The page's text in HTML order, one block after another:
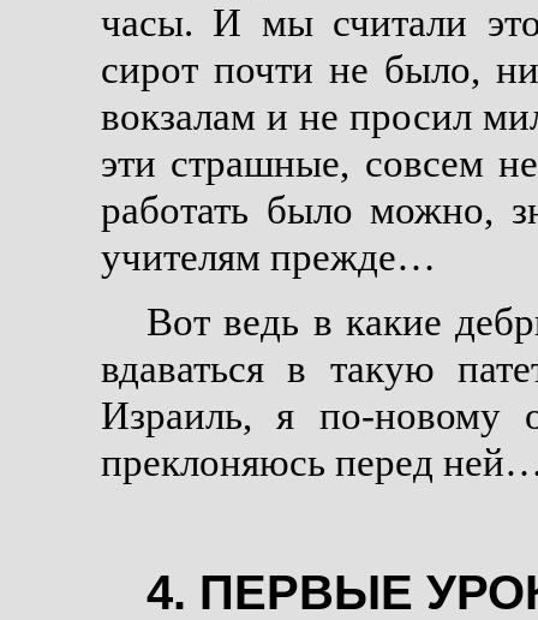
часы. И мы считали
сирот почти не было,
вокзалам и не просил
эти страшные, совсем
работать было можно,
учителям прежде…
Вот ведь в какие
вдаваться в такую
Израиль, я по-новому
преклоняюсь перед
4. ПЕРВЫЕ